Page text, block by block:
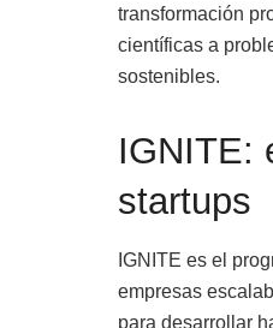
transformación
científicas a
sostenibles.
IGNITE:
startups
IGNITE es el
empresas
para desarrollar